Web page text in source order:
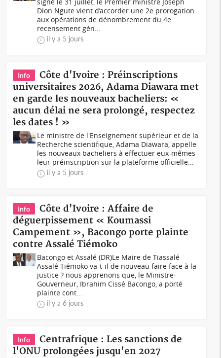
Dion Ngute vient d’accorder une 2e prorogation
aux opérations de dénombrement du 4e
recensement gén...
il y a 5 jours
Info
Côte d'Ivoire : Préinscriptions
universitaires 2026, Adama Diawara met
en garde les nouveaux bacheliers: «
aucun délai ne sera prolongé, respectez
les dates ! »
Le ministre de l'Enseignement supérieur et de la
Recherche scientifique, Adama Diawara, appelle
les nouveaux bacheliers à effectuer eux-mêmes
leur préinscription sur la plateforme officielle...
il y a 5 jours
Info
Côte d'Ivoire : Affaire de
déguerpissement « Koumassi
Campement », Bacongo porte plainte
contre Assalé Tiémoko
Bacongo et Assalé (DR)Le Maire de Tiassalé
Assalé Tiémoko va-t-il de nouveau faire face à la
justice ? nous apprenons que, le Ministre-
Gouverneur, Ibrahim Cissé Bacongo, a porté
plainte cont...
il y a 6 jours
Info
Centrafrique : Les sanctions de
l'ONU prolongées jusqu'en 2027